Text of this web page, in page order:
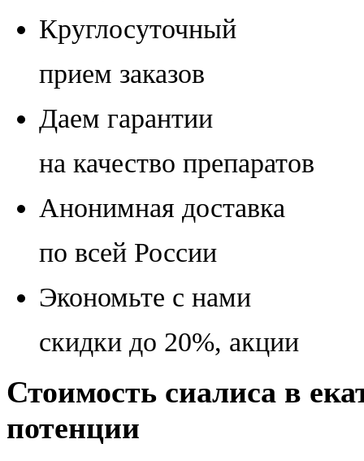
Круглосуточный
прием заказов
Даем гарантии
на качество препаратов
Анонимная доставка
по всей России
Экономьте с нами
скидки до 20%, акции
Стоимость сиалиса в
потенции